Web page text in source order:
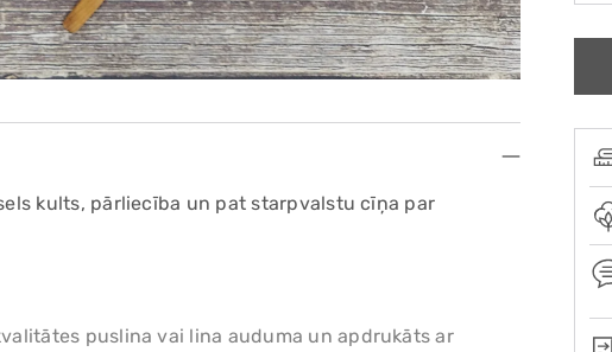
kults, pārliecība un pat starpvalstu cīņa par
puslina vai lina auduma un apdrukāts ar